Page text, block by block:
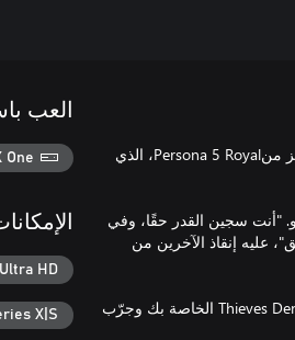
استعد لتجربة لعبة تقمص الأدوار الحائزة على الجوائز في هذا الإصدار المميز منPersona 5 Royal، الذي
"أنت سجين القدر حقًا، وفي
عليه إنقاذ الآخرين من
-تشمل الخصائص الرئيسية:استكشف "طوكيو" وافتح الـPersonas وخصص Thieves Den الخاصة بك وجرّب
العب
One
HD
X|S